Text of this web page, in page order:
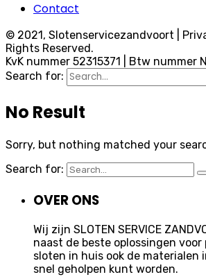
Contact
© 2021, Slotenservicezandvoort |
Rights Reserved.
KvK nummer 52315371 | Btw nummer
Search for:
No Result
Sorry, but nothing matched your
Search for:
OVER ONS
Wij zijn SLOTEN SERVICE
naast de beste oplossingen
sloten in huis ook de materialen
snel geholpen kunt worden.